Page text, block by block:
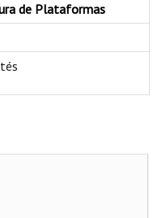
de Plataformas